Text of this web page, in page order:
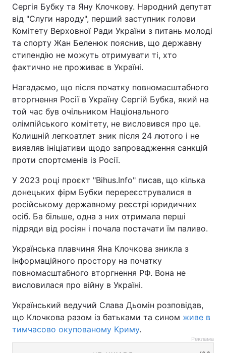
Сергія Бубку та Яну Клочкову. Народний депутат
від "Слуги народу", перший заступник голови
Комітету Верховної Ради України з питань молоді
та спорту Жан Беленюк пояснив, що державну
стипендію не можуть отримувати ті, хто
фактично не проживає в Україні.
Нагадаємо, що після початку повномасштабного
вторгнення Росії в Україну Сергій Бубка, який на
той час був очільником Національного
олімпійського комітету, не висловився про це.
Колишній легкоатлет зник після 24 лютого і не
виявляв ініціативи щодо запровадження санкцій
проти спортсменів із Росії.
У 2023 році проєкт "Bihus.Info" писав, що кілька
донецьких фірм Бубки перереєструвалися в
російському державному реєстрі юридичних
осіб. Ба більше, одна з них отримала перші
підряди від росіян і почала постачати їм паливо.
Українська плавчиня Яна Клочкова зникла з
інформаційного простору на початку
повномасштабного вторгнення РФ. Вона не
висловилася про війну в Україні.
Український ведучий Слава Дьомін розповідав,
що Клочкова разом із батьками та сином живе в
тимчасово окупованому Криму.
Реклама